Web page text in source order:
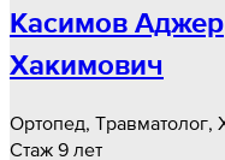
Касимов Аджер
Хакимович
Ортопед, Травматолог,
Стаж 9 лет